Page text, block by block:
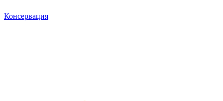
Консервация